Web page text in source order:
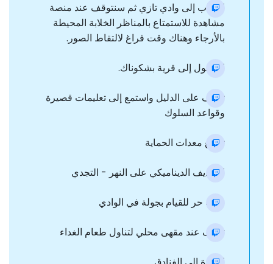
الذهاب إلى وادي تازي ثم سنتوقف عند منصة
مشاهدة للاستمتاع بالمناظر الخلابة المحيطة
بالأرجاء وهناك وقت فراغ لالتقاط الصور.
الوصول إلى قرية بشكوناك.
تعرف على الدليل واستمع إلى تعليمات قصيرة
وقواعد السلوك
توزيع معدات الحماية
التجديف الديناميكي على النهر - التجدي
وقت حر للقيام بجولة في الوادي
توقف عند مقهى محلي لتناول طعام الغداء